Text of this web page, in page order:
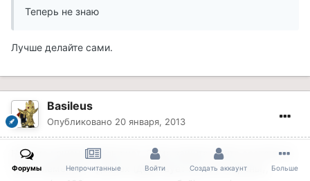
Теперь не знаю
Лучше делайте сами.
Basileus
Опубликовано 20 января, 2013
Навыка ношения брони нет. Сама защита юнита состоит из
трех элементов - доспех (действует во все стороны),
Форумы Непрочитанные Войти Создать аккаунт Больше